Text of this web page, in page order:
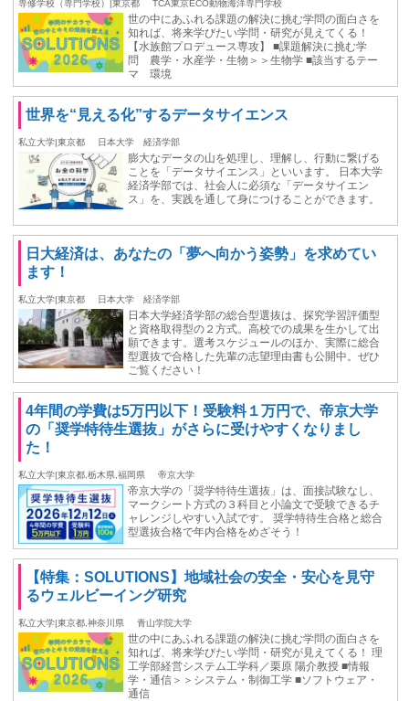
専修学校（専門学校）|東京都 TCA東京ECO動物海洋専門学校
世の中にあふれる課題の解決に挑む学問の面白さを
知れば、将来学びたい学問・研究が見えてくる！
【水族館プロデュース専攻】 ■課題解決に挑む学
問 農学・水産学・生物＞＞生物学 ■該当するテー
マ 環境
世界を“見える化”するデータサイエンス
私立大学|東京都 日本大学 経済学部
膨大なデータの山を処理し、理解し、行動に繋げる
ことを「データサイエンス」といいます。 日本大学
経済学部では、社会人に必須な「データサイエン
ス」を、実践を通して身につけることができます。
日大経済は、あなたの「夢へ向かう姿勢」を求めてい
ます！
私立大学|東京都 日本大学 経済学部
日本大学経済学部の総合型選抜は、探究学習評価型
と資格取得型の２方式。高校での成果を生かして出
願できます。選考スケジュールのほか、実際に総合
型選抜で合格した先輩の志望理由書も公開中。ぜひ
ご覧ください！
4年間の学費は5万円以下！受験料１万円で、帝京大学
の「奨学特待生選抜」がさらに受けやすくなりまし
た！
私立大学|東京都,栃木県,福岡県 帝京大学
帝京大学の「奨学特待生選抜」は、面接試験なし、
マークシート方式の３科目と小論文で受験できるチ
ャレンジしやすい入試です。 奨学特待生合格と総合
型選抜合格で年内合格をめざそう！
【特集：SOLUTIONS】地域社会の安全・安心を見守
るウェルビーイング研究
私立大学|東京都,神奈川県 青山学院大学
世の中にあふれる課題の解決に挑む学問の面白さを
知れば、将来学びたい学問・研究が見えてくる！ 理
工学部経営システム工学科／栗原 陽介教授 ■情報
学・通信＞＞システム・制御工学 ■ソフトウェア・
通信